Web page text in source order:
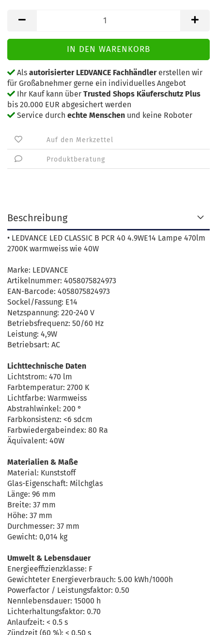
Als autorisierter LEDVANCE Fachhändlererstellen wir
für Großabnehmer gerne ein individuelles Angebot
Ihr Kauf kann über Trusted Shops Käuferschutz Plus
bis 20.000 EUR abgesichert werden
Service durch echte Menschen und keine Roboter
Auf den Merkzettel
Produktberatung
Beschreibung
• LEDVANCE LED CLASSIC B PCR 40 4.9WE14 Lampe 470lm
2700K warmweiss wie 40W
Marke: LEDVANCE
Artikelnummer: 4058075824973
EAN-Barcode: 4058075824973
Sockel/Fassung: E14
Netzspannung: 220-240 V
Betriebsfrequenz: 50/60 Hz
Leistung: 4,9W
Betriebsart: AC
Lichttechnische Daten
Lichtstrom: 470 lm
Farbtemperatur: 2700 K
Lichtfarbe: Warmweiss
Abstrahlwinkel: 200 °
Farbkonsistenz: <6 sdcm
Farbwiedergabeindex: 80 Ra
Äquivalent: 40W
Materialien & Maße
Material: Kunststoff
Glas-Eigenschaft: Milchglas
Länge: 96 mm
Breite: 37 mm
Höhe: 37 mm
Durchmesser: 37 mm
Gewicht: 0,014 kg
Umwelt & Lebensdauer
Energieeffizienzklasse: F
Gewichteter Energieverbrauch: 5.00 kWh/1000h
Powerfactor / Leistungsfaktor: 0.50
Nennlebensdauer: 15000 h
Lichterhaltungsfaktor: 0.70
Anlaufzeit: < 0.5 s
Zündzeit (60 %): < 0.50 s